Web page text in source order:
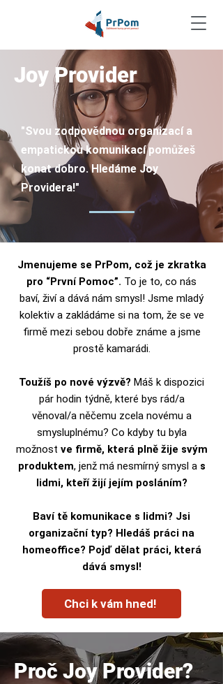
Joy Provider
"Svou zodpovědnou organizací a
empatickou komunikací pomůžeš
konat dobro.Hledáme Joy
Providera!"
Jmenujeme se PrPom, což je zkratka
pro “První Pomoc”. To je to, co nás
baví, živí a dává nám smysl! Jsme mladý
kolektiv a zakládáme si na tom, že se ve
firmě mezi sebou dobře známe a jsme
prostě kamarádi.
Toužíš po nové výzvě? Máš k dispozici
pár hodin týdně, které bys rád/a
věnoval/a něčemu zcela novému a
smysluplnému? Co kdyby tu byla
možnost ve firmě, která plně žije svým
produktem, jenž má nesmírný smysl a s
lidmi, kteří žijí jejím posláním?
Baví tě komunikace s lidmi? Jsi
organizační typ? Hledáš práci na
homeoffice? Pojď dělat práci, která
dává smysl!
Chci k vám hned!
Proč Joy Provider?